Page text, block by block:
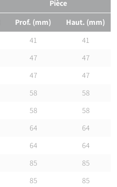
Pièce
Prof. (mm)
Haut. (mm)
41
41
47
47
47
47
58
58
58
58
64
64
64
64
85
85
85
85